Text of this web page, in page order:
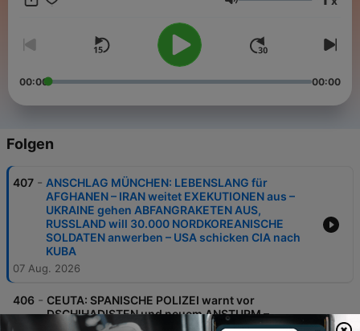
Lautstärke
00:00 00:00
Folgen
407 - ANSCHLAG MÜNCHEN: LEBENSLANG für
AFGHANEN – IRAN weitet EXEKUTIONEN aus –
UKRAINE gehen ABFANGRAKETEN AUS,
RUSSLAND will 30.000 NORDKOREANISCHE
SOLDATEN anwerben – USA schicken CIA nach
KUBA
07 Aug. 2026
406 - CEUTA: SPANISCHE POLIZEI warnt vor
DSCHIHADISTEN und neuem ANSTURM –
Flughafen Leipzig wegen BOMBE gesperrt – USA